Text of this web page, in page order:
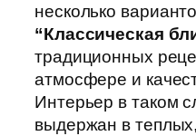
несколько
“Классическая
традиционных
атмосфере и
Интерьер в таком
выдержан в